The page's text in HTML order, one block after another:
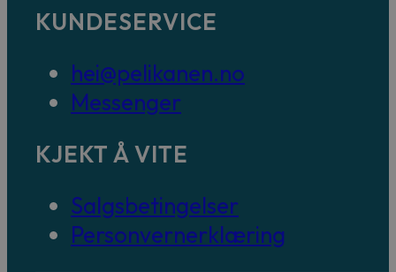
KUNDESERVICE
hei@pelikanen.no
Messenger
KJEKT Å VITE
Salgsbetingelser
Personvernerklæring